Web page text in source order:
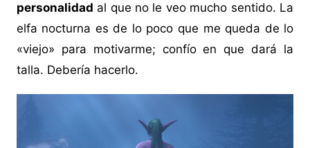
personalidad al que no le veo mucho sentido. La
elfa nocturna es de lo poco que me queda de lo
«viejo» para motivarme; confío en que dará la
talla. Debería hacerlo.